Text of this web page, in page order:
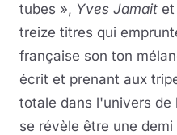
tubes », Yves Jamait
treize titres qui
française son ton
écrit et prenant aux
totale dans l'univers de
se révèle être une